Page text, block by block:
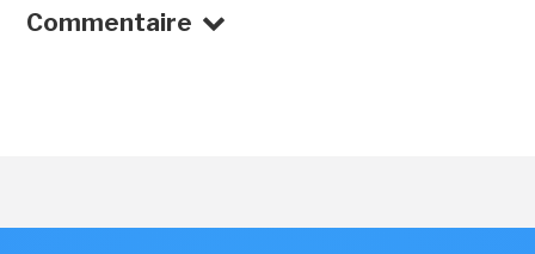
Commentaire